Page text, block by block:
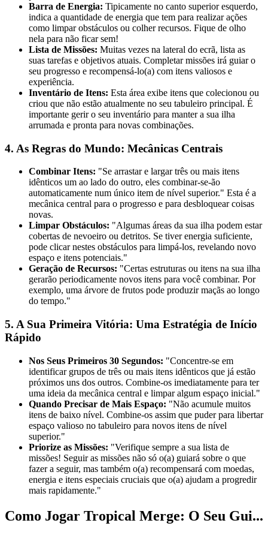
Barra de Energia: Tipicamente no canto superior esquerdo,
indica a quantidade de energia que tem para realizar ações
como limpar obstáculos ou colher recursos. Fique de olho
nela para não ficar sem!
Lista de Missões: Muitas vezes na lateral do ecrã, lista as
suas tarefas e objetivos atuais. Completar missões irá guiar o
seu progresso e recompensá-lo(a) com itens valiosos e
experiência.
Inventário de Itens: Esta área exibe itens que colecionou ou
criou que não estão atualmente no seu tabuleiro principal. É
importante gerir o seu inventário para manter a sua ilha
arrumada e pronta para novas combinações.
4. As Regras do Mundo: Mecânicas Centrais
Combinar Itens: "Se arrastar e largar três ou mais itens
idênticos um ao lado do outro, eles combinar-se-ão
automaticamente num único item de nível superior." Esta é a
mecânica central para o progresso e para desbloquear coisas
novas.
Limpar Obstáculos: "Algumas áreas da sua ilha podem estar
cobertas de nevoeiro ou detritos. Se tiver energia suficiente,
pode clicar nestes obstáculos para limpá-los, revelando novo
espaço e itens potenciais."
Geração de Recursos: "Certas estruturas ou itens na sua ilha
gerarão periodicamente novos itens para você combinar. Por
exemplo, uma árvore de frutos pode produzir maçãs ao longo
do tempo."
5. A Sua Primeira Vitória: Uma Estratégia de Início
Rápido
Nos Seus Primeiros 30 Segundos: "Concentre-se em
identificar grupos de três ou mais itens idênticos que já estão
próximos uns dos outros. Combine-os imediatamente para ter
uma ideia da mecânica central e limpar algum espaço inicial."
Quando Precisar de Mais Espaço: "Não acumule muitos
itens de baixo nível. Combine-os assim que puder para libertar
espaço valioso no tabuleiro para novos itens de nível
superior."
Priorize as Missões: "Verifique sempre a sua lista de
missões! Seguir as missões não só o(a) guiará sobre o que
fazer a seguir, mas também o(a) recompensará com moedas,
energia e itens especiais cruciais que o(a) ajudam a progredir
mais rapidamente."
Como Jogar Tropical Merge: O Seu Gui...